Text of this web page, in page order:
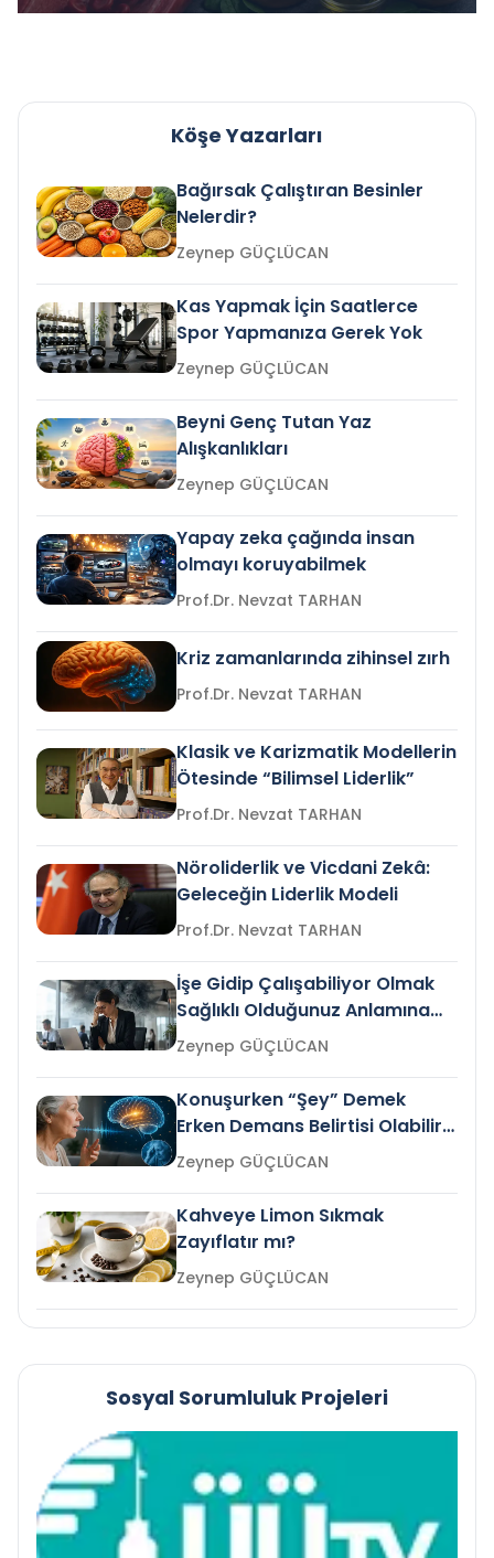
Köşe Yazarları
Bağırsak Çalıştıran Besinler
Nelerdir?
Zeynep GÜÇLÜCAN
Kas Yapmak İçin Saatlerce
Spor Yapmanıza Gerek Yok
Zeynep GÜÇLÜCAN
Beyni Genç Tutan Yaz
Alışkanlıkları
Zeynep GÜÇLÜCAN
Yapay zeka çağında insan
olmayı koruyabilmek
Prof.Dr. Nevzat TARHAN
Kriz zamanlarında zihinsel zırh
Prof.Dr. Nevzat TARHAN
Klasik ve Karizmatik Modellerin
Ötesinde “Bilimsel Liderlik”
Prof.Dr. Nevzat TARHAN
Nöroliderlik ve Vicdani Zekâ:
Geleceğin Liderlik Modeli
Prof.Dr. Nevzat TARHAN
İşe Gidip Çalışabiliyor Olmak
Sağlıklı Olduğunuz Anlamına
Gelir mi?Zeynep GÜÇLÜCAN
Konuşurken “Şey” Demek
Erken Demans Belirtisi Olabilir
mi?
Zeynep GÜÇLÜCAN
Kahveye Limon Sıkmak
Zayıflatır mı?
Zeynep GÜÇLÜCAN
Sosyal Sorumluluk Projeleri